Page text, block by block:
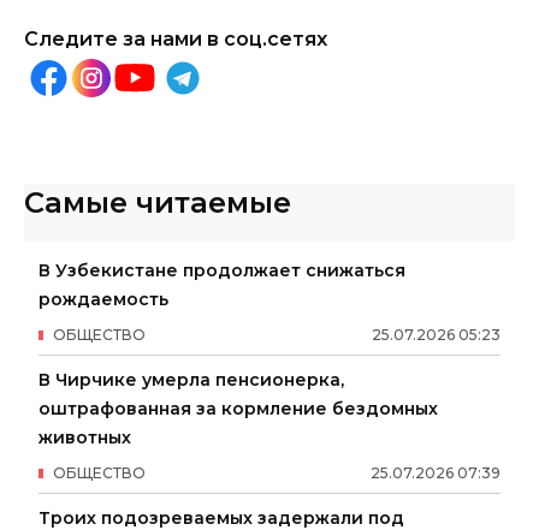
Следите за нами в соц.сетях
Самые читаемые
В Узбекистане продолжает снижаться
рождаемость
25.07.2026 05:23
ОБЩЕСТВО
В Чирчике умерла пенсионерка,
оштрафованная за кормление бездомных
животных
25.07.2026 07:39
ОБЩЕСТВО
Троих подозреваемых задержали под